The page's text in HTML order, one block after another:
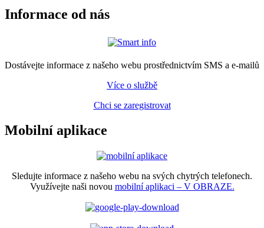
Informace od nás
Dostávejte informace z našeho webu prostřednictvím SMS a e-mailů
Více o službě
Chci se zaregistrovat
Mobilní aplikace
Sledujte informace z našeho webu na svých chytrých telefonech.
Využívejte naši novou mobilní aplikaci – V OBRAZE.